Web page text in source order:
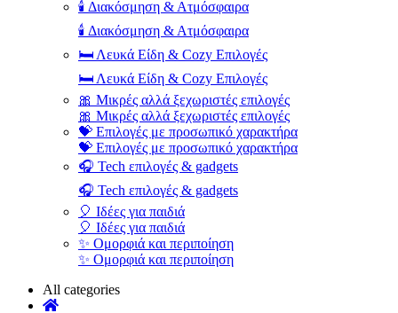
🕯️ Διακόσμηση & Ατμόσφαιρα
🕯️ Διακόσμηση & Ατμόσφαιρα
🛏️ Λευκά Είδη & Cozy Επιλογές
🛏️ Λευκά Είδη & Cozy Επιλογές
🎀 Μικρές αλλά ξεχωριστές επιλογές
🎀 Μικρές αλλά ξεχωριστές επιλογές
💝 Επιλογές με προσωπικό χαρακτήρα
💝 Επιλογές με προσωπικό χαρακτήρα
🎧 Tech επιλογές & gadgets
🎧 Tech επιλογές & gadgets
🎈 Ιδέες για παιδιά
🎈 Ιδέες για παιδιά
✨ Ομορφιά και περιποίηση
✨ Ομορφιά και περιποίηση
All categories